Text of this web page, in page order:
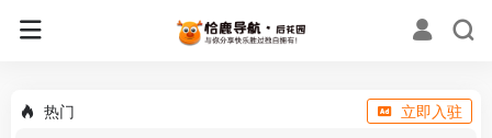
热门 立即入驻